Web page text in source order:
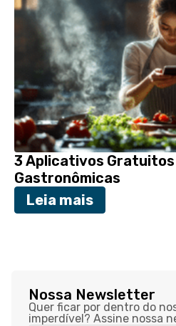
3 Aplicativos Gratuitos
Gastronômicas
Leia mais
Nossa Newsletter
Quer ficar por dentro do
imperdível? Assine nossa